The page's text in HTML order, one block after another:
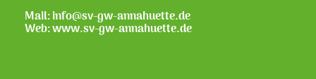
Mail: info@sv-gw-annahuette.de
Web:www.sv-gw-annahuette.de